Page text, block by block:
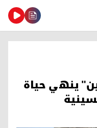
ينهي حياة